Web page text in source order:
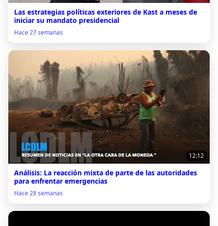
Las estrategias políticas exteriores de Kast a meses de
iniciar su mandato presidencial
Hace 27 semanas
12:12
Análisis: La reacción mixta de parte de las autoridades
para enfrentar emergencias
Hace 28 semanas